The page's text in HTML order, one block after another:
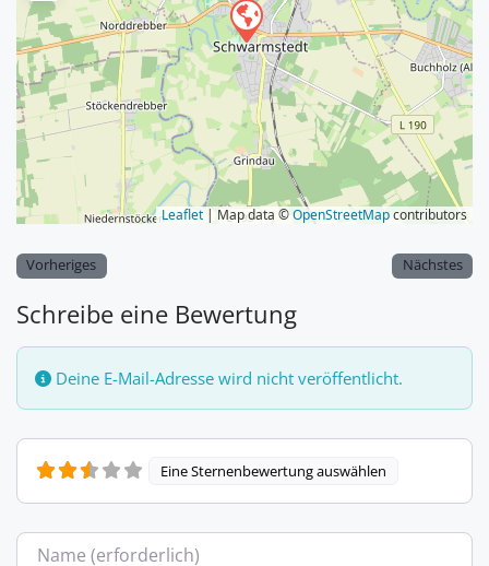
Leaflet | Map data ©OpenStreetMapcontributors
Vorheriges Nächstes
Schreibe eine Bewertung
Deine E-Mail-Adresse wird nicht veröffentlicht.
Eine Sternenbewertung auswählen
Name